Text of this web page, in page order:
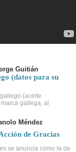
Guitián
(datos para su
(aceite
gallega, al
Méndez
de Gracias
se anuncia como la de